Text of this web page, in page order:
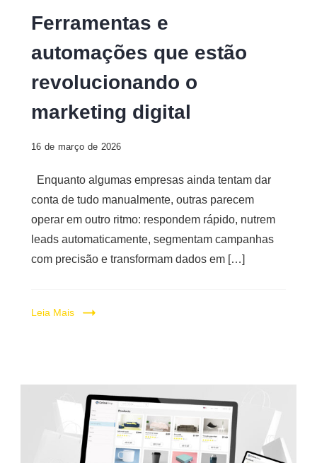
Ferramentas e
automações que estão
revolucionando o
marketing digital
16 de março de 2026
Enquanto algumas empresas ainda tentam dar
conta de tudo manualmente, outras parecem
operar em outro ritmo: respondem rápido, nutrem
leads automaticamente, segmentam campanhas
com precisão e transformam dados em […]
Leia Mais